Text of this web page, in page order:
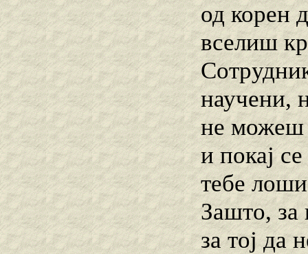
од корен
вселиш
научени,
не можеш
и покај
тебе
Зашто, за
за тој да